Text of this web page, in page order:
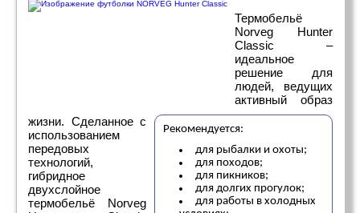
Рекомендуется:
для рыбалки и охоты;
для походов;
для пикников;
для долгих прогулок;
для работы в холодных
Термобельё
Norveg Hunter
Classic –
идеальное
решение для
людей, ведущих
активный образ
жизни. Сделанное с
использованием
передовых
технологий,
гибридное
двухслойное
термобельё Norveg